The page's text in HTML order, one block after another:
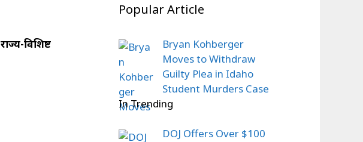
राज्य-विशिष्ट
Popular Article
Bryan Kohberger
Moves to Withdraw
Guilty Plea in Idaho
Student Murders Case
In Trending
DOJ Offers Over $100